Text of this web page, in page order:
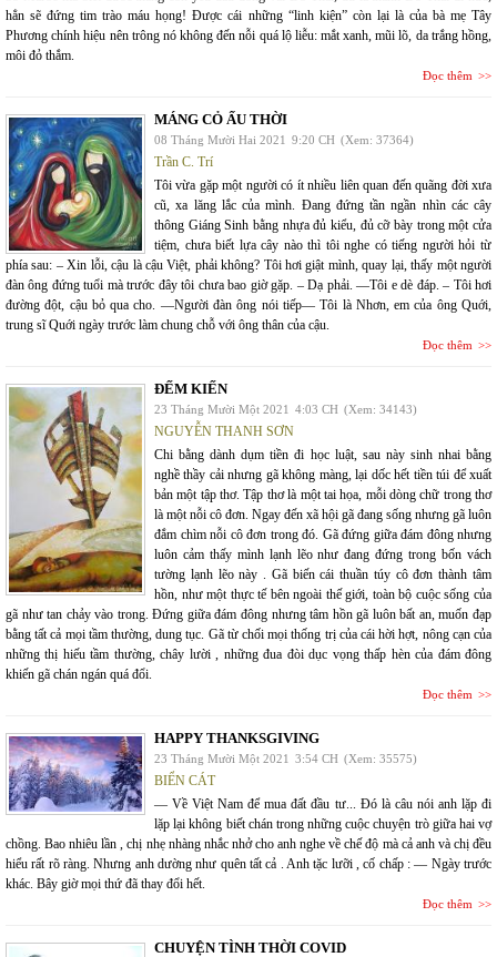
hẳn sẽ đứng tim trào máu họng! Được cái những “linh kiện” còn lại là của bà mẹ Tây
Phương chính hiệu nên trông nó không đến nỗi quá lộ liễu: mắt xanh, mũi lõ, da trắng hồng,
môi đỏ thắm.
Đọc thêm
MÁNG CỎ ẤU THỜI
08 Tháng Mười Hai 2021 9:20 CH (Xem: 37364)
Trần C. Trí
Tôi vừa gặp một người có ít nhiều liên quan đến quãng đời xưa
cũ, xa lăng lắc của mình. Đang đứng tần ngần nhìn các cây
thông Giáng Sinh bằng nhựa đủ kiểu, đủ cỡ bày trong một cửa
tiệm, chưa biết lựa cây nào thì tôi nghe có tiếng người hỏi từ
phía sau: – Xin lỗi, cậu là cậu Việt, phải không? Tôi hơi giật mình, quay lại, thấy một người
đàn ông đứng tuổi mà trước đây tôi chưa bao giờ gặp. – Dạ phải. —Tôi e dè đáp. – Tôi hơi
đường đột, cậu bỏ qua cho. —Người đàn ông nói tiếp— Tôi là Nhơn, em của ông Quới,
trung sĩ Quới ngày trước làm chung chỗ với ông thân của cậu.
Đọc thêm
ĐẾM KIẾN
23 Tháng Mười Một 2021 4:03 CH (Xem: 34143)
NGUYỄN THANH SƠN
Chi bằng dành dụm tiền đi học luật, sau này sinh nhai bằng
nghề thầy cải nhưng gã không màng, lại dốc hết tiền túi để xuất
bản một tập thơ. Tập thơ là một tai họa, mỗi dòng chữ trong thơ
là một nỗi cô đơn. Ngay đến xã hội gã đang sống nhưng gã luôn
đắm chìm nỗi cô đơn trong đó. Gã đứng giữa đám đông nhưng
luôn cảm thấy mình lạnh lẽo như đang đứng trong bốn vách
tường lạnh lẽo này . Gã biến cái thuần túy cô đơn thành tâm
hồn, như một thực tế bên ngoài thế giới, toàn bộ cuộc sống của
gã như tan chảy vào trong. Đứng giữa đám đông nhưng tâm hồn gã luôn bất an, muốn đạp
bằng tất cả mọi tầm thường, dung tục. Gã từ chối mọi thống trị của cái hời hợt, nông cạn của
những thị hiếu tầm thường, chây lười , những đua đòi dục vọng thấp hèn của đám đông
khiến gã chán ngán quá đổi.
Đọc thêm
HAPPY THANKSGIVING
23 Tháng Mười Một 2021 3:54 CH (Xem: 35575)
BIỂN CÁT
— Về Việt Nam để mua đất đầu tư... Đó là câu nói anh lặp đi
lặp lại không biết chán trong những cuộc chuyện trò giữa hai vợ
chồng. Bao nhiêu lần , chị nhẹ nhàng nhắc nhở cho anh nghe về chế độ mà cả anh và chị đều
hiểu rất rõ ràng. Nhưng anh dường như quên tất cả . Anh tặc lưỡi , cố chấp : — Ngày trước
khác. Bây giờ mọi thứ đã thay đổi hết.
Đọc thêm
CHUYỆN TÌNH THỜI COVID